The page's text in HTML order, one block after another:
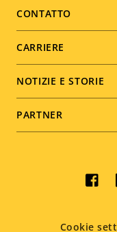
menu
CONTATTO
CARRIERE
NOTIZIE E STORIE
PARTNER
Cookie